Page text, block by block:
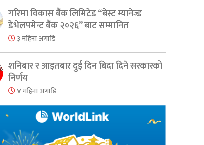
गरिमा विकास बैंक लिमिटेड “बेस्ट म्यानेज्ड
डेभेलपमेन्ट बैंक २०२६” बाट सम्मानित
३ महिना अगाडि
शनिबार र आइतबार दुई दिन बिदा दिने सरकारको
निर्णय
४ महिना अगाडि